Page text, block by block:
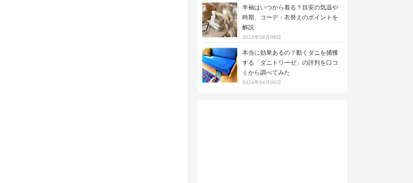
半袖はいつから着る？目安の気温や
時期、コーデ・衣替えのポイントを
解説
2024年04月08日
本当に効果あるの？動くダニを捕獲
する「ダニトリーゼ」の評判を口コ
ミから調べてみた
2024年04月06日